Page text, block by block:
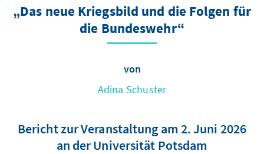
„Das neue Kriegsbild und die Folgen für
die Bundeswehr“
von
Adina Schuster
Bericht zur Veranstaltung am 2. Juni 2026
an der Universität Potsdam